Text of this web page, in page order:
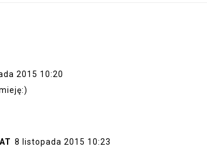
2015 10:20
8 listopada 2015 10:23